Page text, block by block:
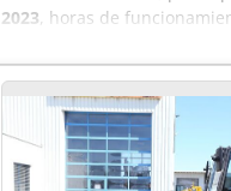
2023, horas de
horquillas para palés, pala
auxiliar de circuito
Grammer, Neumáticos
preparación para radio,
de corte soldado y por lo